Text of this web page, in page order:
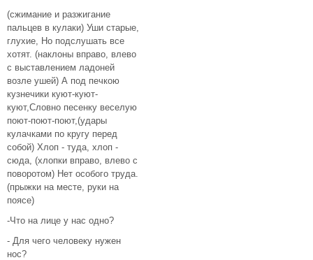
(сжимание и разжигание
пальцев в кулаки) Уши старые,
глухие, Но подслушать все
хотят. (наклоны вправо, влево
с выставлением ладоней
возле ушей) А под печкою
кузнечики куют-куют-
куют,Словно песенку веселую
поют-поют-поют,(удары
кулачками по кругу перед
собой) Хлоп - туда, хлоп -
сюда, (хлопки вправо, влево с
поворотом) Нет особого труда.
(прыжки на месте, руки на
поясе)
-Что на лице у нас одно?
- Для чего человеку нужен
нос?